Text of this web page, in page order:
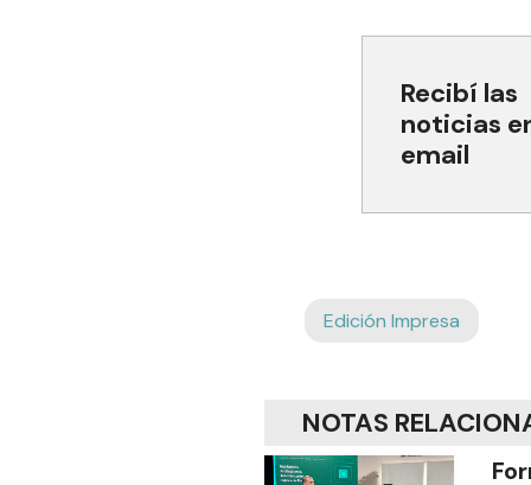
Recibí las
noticias
email
Edición Impresa
NOTAS